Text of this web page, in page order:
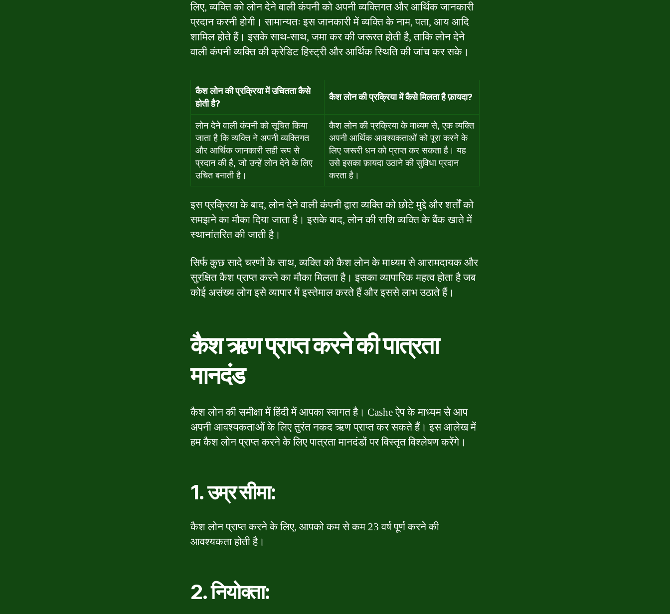
लिए, व्यक्ति को लोन देने वाली कंपनी को अपनी व्यक्तिगत और आर्थिक जानकारी
प्रदान करनी होगी। सामान्यतः इस जानकारी में व्यक्ति के नाम, पता, आय आदि
शामिल होते हैं। इसके साथ-साथ, जमा कर की जरूरत होती है, ताकि लोन देने
वाली कंपनी व्यक्ति की क्रेडिट हिस्ट्री और आर्थिक स्थिति की जांच कर सके।
कैश लोन की प्रक्रिया में उचितता कैसे
होती है?
कैश लोन की प्रक्रिया में कैसे मिलता है फ़ायदा?
लोन देने वाली कंपनी को सूचित किया
जाता है कि व्यक्ति ने अपनी व्यक्तिगत
और आर्थिक जानकारी सही रूप से
प्रदान की है, जो उन्हें लोन देने के लिए
उचित बनाती है।
कैश लोन की प्रक्रिया के माध्यम से, एक व्यक्ति
अपनी आर्थिक आवश्यकताओं को पूरा करने के
लिए जरूरी धन को प्राप्त कर सकता है। यह
उसे इसका फ़ायदा उठाने की सुविधा प्रदान
करता है।
इस प्रक्रिया के बाद, लोन देने वाली कंपनी द्वारा व्यक्ति को छोटे मुद्दे और शर्तों को
समझने का मौका दिया जाता है। इसके बाद, लोन की राशि व्यक्ति के बैंक खाते में
स्थानांतरित की जाती है।
सिर्फ कुछ सादे चरणों के साथ, व्यक्ति को कैश लोन के माध्यम से आरामदायक और
सुरक्षित कैश प्राप्त करने का मौका मिलता है। इसका व्यापारिक महत्व होता है जब
कोई असंख्य लोग इसे व्यापार में इस्तेमाल करते हैं और इससे लाभ उठाते हैं।
कैश ऋण प्राप्त करने की पात्रता
मानदंड
कैश लोन की समीक्षा में हिंदी में आपका स्वागत है। Cashe ऐप के माध्यम से आप
अपनी आवश्यकताओं के लिए तुरंत नकद ऋण प्राप्त कर सकते हैं। इस आलेख में
हम कैश लोन प्राप्त करने के लिए पात्रता मानदंडों पर विस्तृत विश्लेषण करेंगे।
1. उम्र सीमा:
कैश लोन प्राप्त करने के लिए, आपको कम से कम 23 वर्ष पूर्ण करने की
आवश्यकता होती है।
2. नियोक्ता: